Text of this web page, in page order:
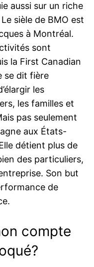
aussi sur un riche
sièle de BMO est
à Montréal.
sont
la First Canadian
se dit fière
les
les familles et
pas seulement
aux États-
détient plus de
des particuliers,
Son but
de
compte